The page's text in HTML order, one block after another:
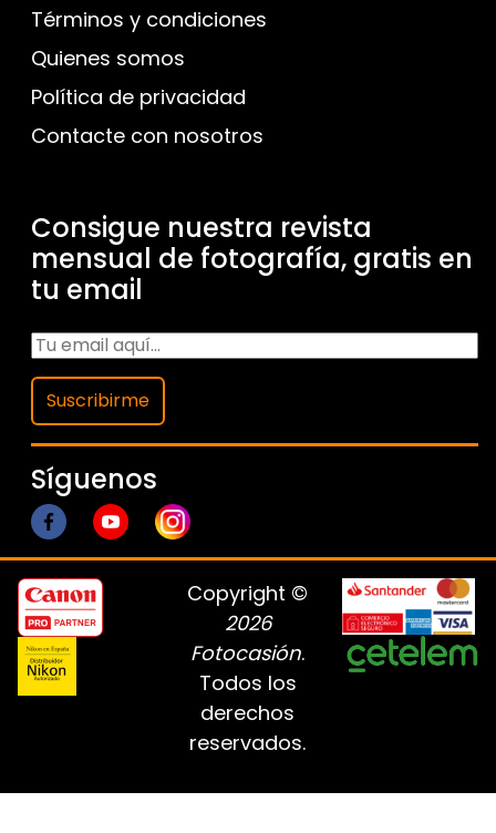
Términos y condiciones
Quienes somos
Política de privacidad
Contacte con nosotros
Consigue nuestra revista
mensual de fotografía, gratis en
tu email
Suscribirme
Síguenos
Copyright ©
2026
Fotocasión.
Todos los
derechos
reservados.